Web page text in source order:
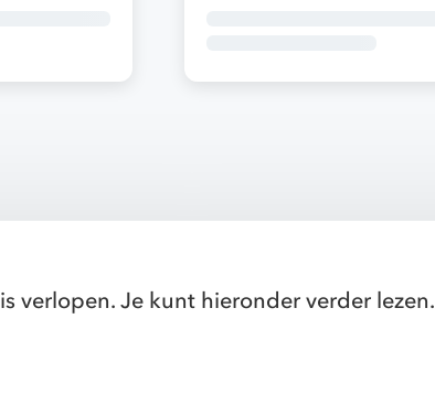
verlopen. Je kunt hieronder verder lezen.